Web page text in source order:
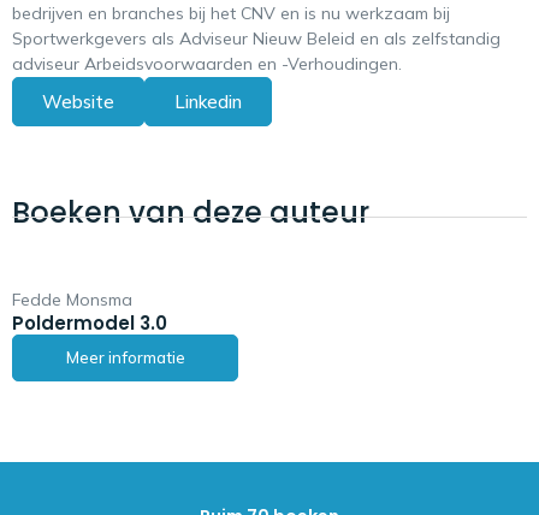
bedrijven en branches bij het CNV en is nu werkzaam bij
Sportwerkgevers als Adviseur Nieuw Beleid en als zelfstandig
adviseur Arbeidsvoorwaarden en -Verhoudingen.
Website Linkedin
Boeken van deze auteur
Fedde Monsma
Poldermodel 3.0
Meer informatie